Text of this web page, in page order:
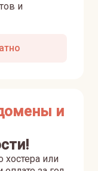
и
и
хостера или